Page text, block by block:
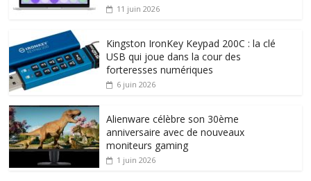
11 juin 2026
Kingston IronKey Keypad 200C : la clé
USB qui joue dans la cour des
forteresses numériques
6 juin 2026
Alienware célèbre son 30ème
anniversaire avec de nouveaux
moniteurs gaming
1 juin 2026